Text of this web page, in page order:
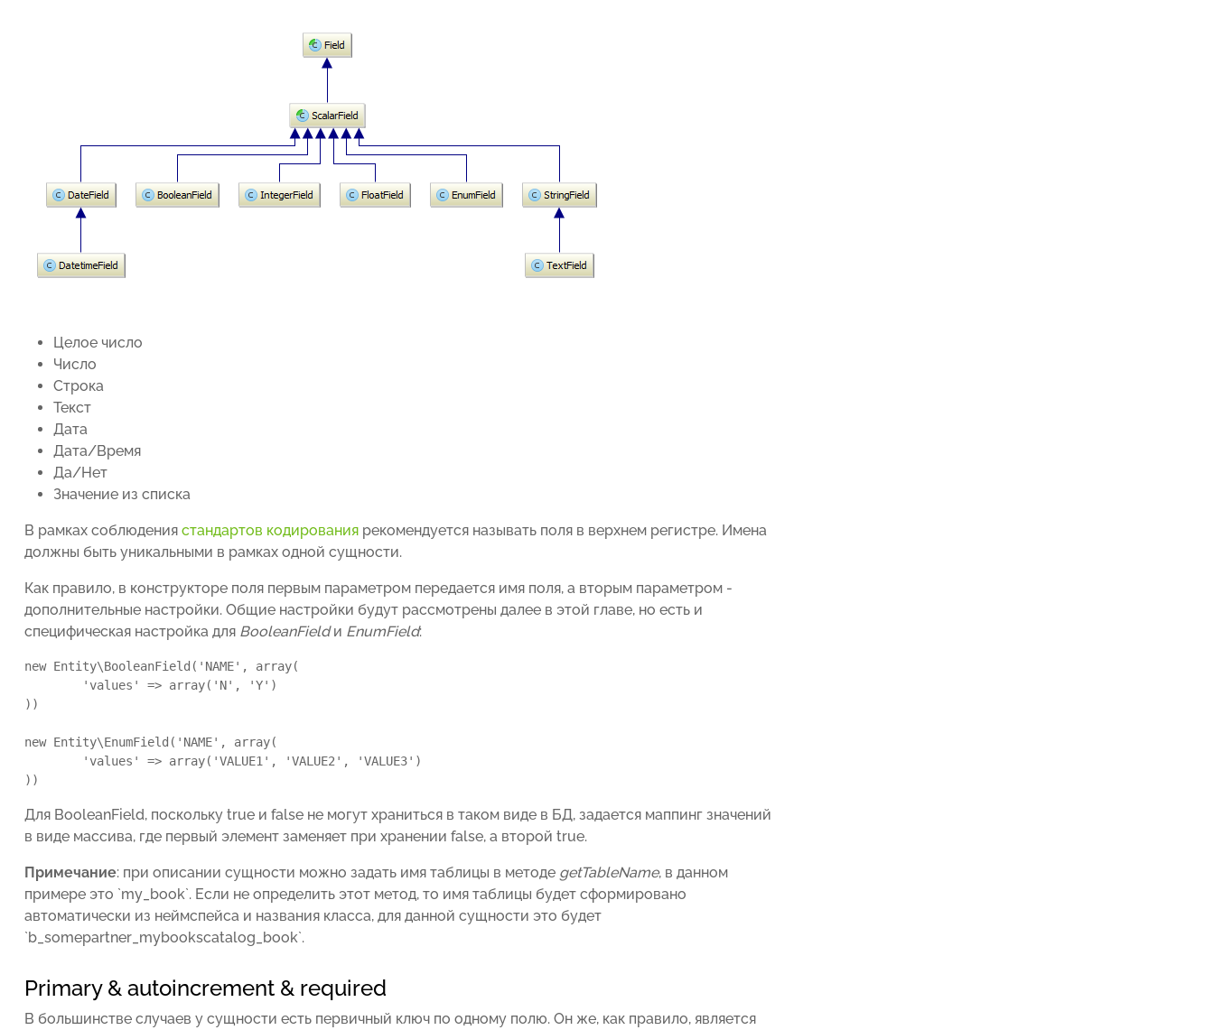
Целое число
Число
Строка
Текст
Дата
Дата/Время
Да/Нет
Значение из списка
В рамках соблюдения стандартов кодирования рекомендуется называть поля в верхнем регистре. Имена
должны быть уникальными в рамках одной сущности.
Как правило, в конструкторе поля первым параметром передается имя поля, а вторым параметром -
дополнительные настройки. Общие настройки будут рассмотрены далее в этой главе, но есть и
специфическая настройка для BooleanFieldи EnumField:
new Entity\BooleanField('NAME', array(
))
new Entity\EnumField('NAME', array(
))
Для BooleanField, поскольку true и false не могут храниться в таком виде в БД, задается маппинг значений
в виде массива, где первый элемент заменяет при хранении false, а второй true.
Примечание: при описании сущности можно задать имя таблицы в методе getTableName, в данном
примере это `my_book`. Если не определить этот метод, то имя таблицы будет сформировано
автоматически из неймспейса и названия класса, для данной сущности это будет
`b_somepartner_mybookscatalog_book`.
Primary & autoincrement & required
В большинстве случаев у сущности есть первичный ключ по одному полю. Он же, как правило, является